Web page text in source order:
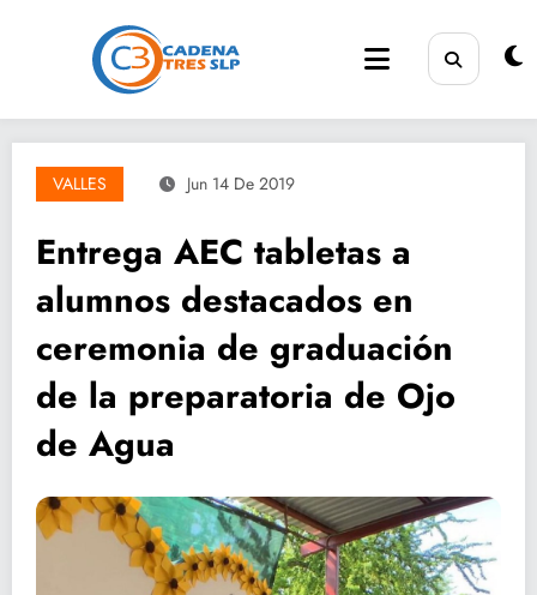
VALLES Jun 14 De 2019
Entrega AEC tabletas a
alumnos destacados en
ceremonia de graduación
de la preparatoria de Ojo
de Agua